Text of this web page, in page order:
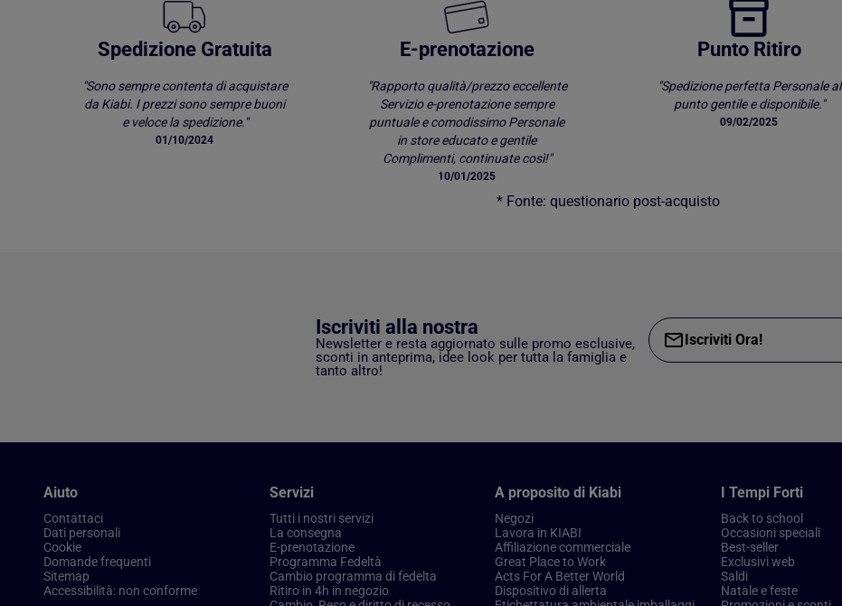
Spedizione Gratuita
"Sono sempre contenta di acquistare
da Kiabi. I prezzi sono sempre buoni
e veloce la spedizione."
01/10/2024
E-prenotazione
"Rapporto qualità/prezzo eccellente
Servizio e-prenotazione sempre
puntuale e comodissimo Personale
in store educato e gentile
Complimenti, continuate così!"
10/01/2025
Punto Ritiro
"Spedizione perfetta Personale al
punto gentile e disponibile."
09/02/2025
* Fonte: questionario post-acquisto
Iscriviti alla nostra
Newsletter e resta aggiornato sulle promo esclusive,
sconti in anteprima, idee look per tutta la famiglia e
tanto altro!
Iscriviti Ora!
Aiuto
Contattaci
Dati personali
Cookie
Domande frequenti
Sitemap
Accessibilità: non conforme
Servizi
Tutti i nostri servizi
La consegna
E-prenotazione
Programma Fedeltà
Cambio programma di fedelta
Ritiro in 4h in negozio
A proposito di Kiabi
Negozi
Lavora in KIABI
Affiliazione commerciale
Great Place to Work
Acts For A Better World
Dispositivo di allerta
I Tempi Forti
Back to school
Occasioni speciali
Best-seller
Exclusivi web
Saldi
Natale e feste